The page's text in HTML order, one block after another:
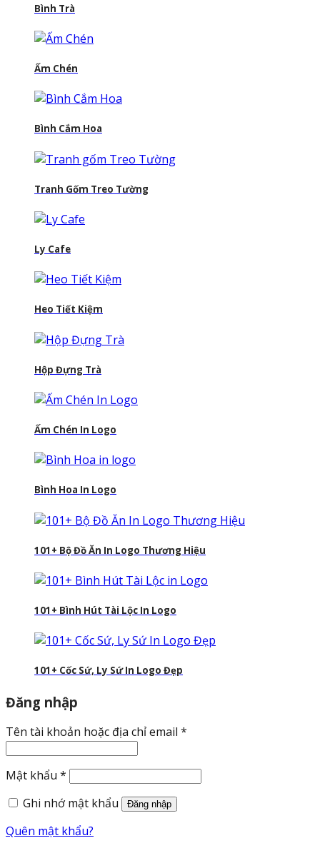
Bình Trà
Ấm Chén
Bình Cắm Hoa
Tranh Gốm Treo Tường
Ly Cafe
Heo Tiết Kiệm
Hộp Đựng Trà
Ấm Chén In Logo
Bình Hoa In Logo
101+ Bộ Đồ Ăn In Logo Thương Hiệu
101+ Bình Hút Tài Lộc In Logo
101+ Cốc Sứ, Ly Sứ In Logo Đẹp
Đăng nhập
Tên tài khoản hoặc địa chỉ email *
Mật khẩu * Bắt
Ghi nhớ mật khẩu
Đăng nhập
Quên mật khẩu?